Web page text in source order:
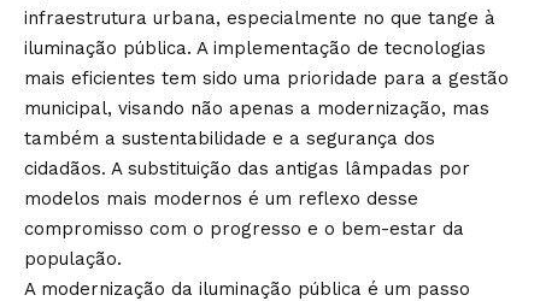
infraestrutura urbana, especialmente no que tange à
iluminação pública. A implementação de tecnologias
mais eficientes tem sido uma prioridade para a gestão
municipal, visando não apenas a modernização, mas
também a sustentabilidade e a segurança dos
cidadãos. A substituição das antigas lâmpadas por
modelos mais modernos é um reflexo desse
compromisso com o progresso e o bem-estar da
população.
A modernização da iluminação pública é um passo